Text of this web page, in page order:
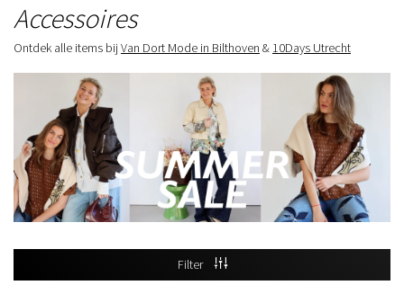
Accessoires
Ontdek alle items bij Van Dort Mode in Bilthoven & 10Days Utrecht
Filter